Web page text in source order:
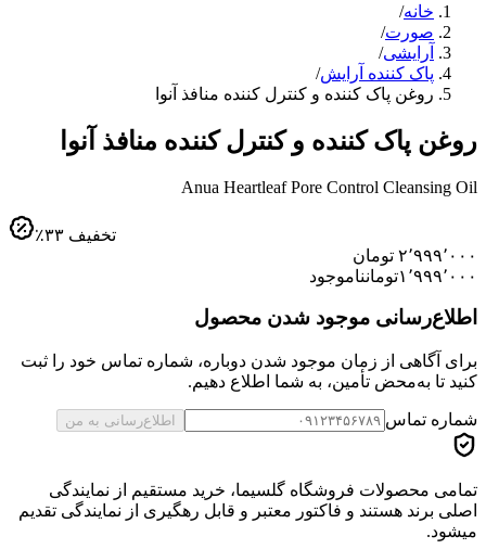
خانه/
صورت/
آرایشی/
پاک کننده آرایش/
روغن پاک کننده و کنترل کننده منافذ آنوا
روغن پاک کننده و کنترل کننده منافذ آنوا
Anua Heartleaf Pore Control Cleansing Oil
٪۳۳ تخفیف
۲٬۹۹۹٬۰۰۰ تومان
۱٬۹۹۹٬۰۰۰تومانناموجود
اطلاع‌رسانی موجود شدن محصول
برای آگاهی از زمان موجود شدن دوباره، شماره تماس خود را ثبت
کنید تا به‌محض تأمین، به شما اطلاع دهیم.
شماره تماس اطلاع‌رسانی به من
تمامی محصولات فروشگاه گلسیما، خرید مستقیم از نمایندگی
اصلی برند هستند و فاکتور معتبر و قابل رهگیری از نمایندگی تقدیم
میشود.